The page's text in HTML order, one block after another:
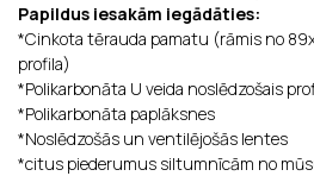
Papildus iesakām iegādāties:
*Cinkota tērauda pamatu (rāmis no
profila)
*Polikarbonāta U veida noslēdzošais
*Polikarbonāta paplāksnes
*Noslēdzošās un ventilējošās lentes
*citus piederumus siltumnīcām no